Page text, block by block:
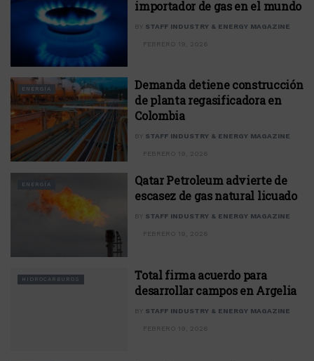
importador de gas en el mundo
BY STAFF INDUSTRY & ENERGY MAGAZINE
FEBRERO 19, 2026
ENERGÍA
Demanda detiene construcción
de planta regasificadora en
Colombia
BY STAFF INDUSTRY & ENERGY MAGAZINE
FEBRERO 19, 2026
ENERGÍA
Qatar Petroleum advierte de
escasez de gas natural licuado
BY STAFF INDUSTRY & ENERGY MAGAZINE
FEBRERO 19, 2026
HIDROCARBUROS
Total firma acuerdo para
desarrollar campos en Argelia
BY STAFF INDUSTRY & ENERGY MAGAZINE
FEBRERO 19, 2026